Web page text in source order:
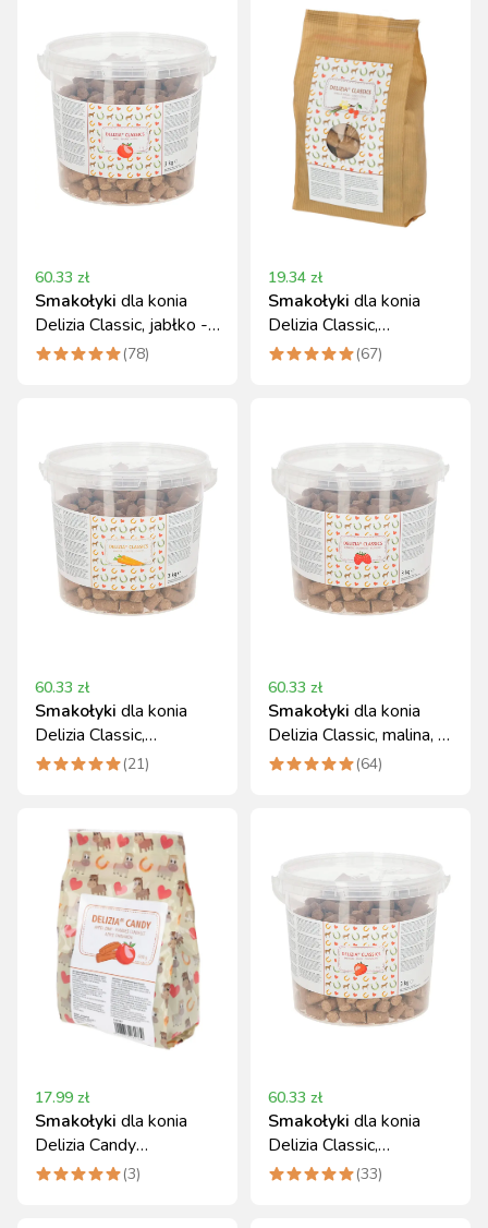
60.33 zł
Smakołyki dla konia
Delizia Classic, jabłko -
3 kg, Kerbl (78)
19.34 zł
Smakołyki dla konia
Delizia Classic,
wanilia/czereśnia, 1 kg
(67)
60.33 zł
Smakołyki dla konia
Delizia Classic,
marchewka 3 kg
(21)
60.33 zł
Smakołyki dla konia
Delizia Classic, malina, 3
kg, Kerbl
(64)
17.99 zł
Smakołyki dla konia
Delizia Candy
jabłko/cynamon 600 g
(3)
60.33 zł
Smakołyki dla konia
Delizia Classic,
truskawka, 3 kg, Kerbl
(33)